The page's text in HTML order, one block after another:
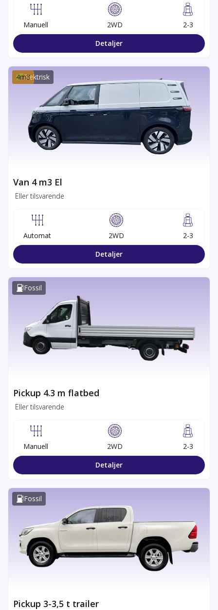
Manuell 2WD
2-3
Detaljer
Elektrisk
4m3
Van 4 m3 El
Eller tilsvarende
Automat 2WD
2-3
Detaljer
Fossil
Pickup 4.3 m flatbed
Eller tilsvarende
Manuell 2WD
2-3
Detaljer
Fossil
Pickup 3-3,5 t trailer